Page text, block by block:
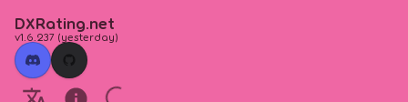
DXRating.net
v1.6.237 (yesterday)